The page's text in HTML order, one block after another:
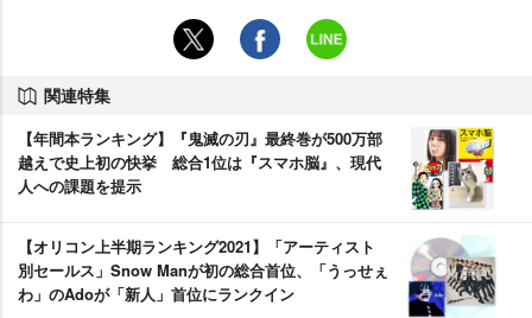
関連特集
【年間本ランキング】『鬼滅の刃』最終巻が500万部
越えで史上初の快挙 総合1位は『スマホ脳』、現代
人への課題を提示
【オリコン上半期ランキング2021】「アーティスト
別セールス」Snow Manが初の総合首位、「うっせぇ
わ」のAdoが「新人」首位にランクイン